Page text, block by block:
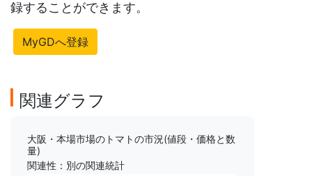
録することができます。
MyGDへ登録
関連グラフ
大阪・本場市場のトマトの市況(値段・価格と数
量)
関連性：別の関連統計